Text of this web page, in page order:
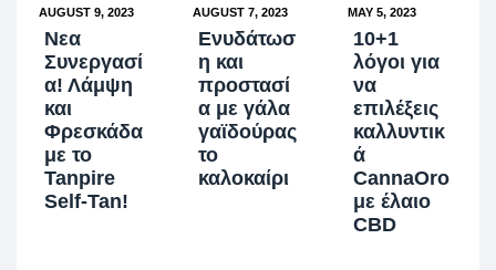
AUGUST 9, 2023
Νεα
Συνεργασί
α! Λάμψη
και
Φρεσκάδα
με το
Tanpire
Self-Tan!
AUGUST 7, 2023
Ενυδάτωσ
η και
προστασί
α με γάλα
γαϊδούρας
το
καλοκαίρι
MAY 5, 2023
10+1
λόγοι για
να
επιλέξεις
καλλυντικ
ά
CannaOro
με έλαιο
CBD